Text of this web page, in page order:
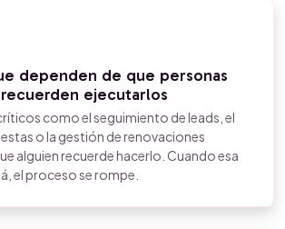
dependen de que personas
ejecutarlos
como el seguimiento de leads, el
o la gestión de renovaciones
alguien recuerde hacerlo. Cuando esa
el proceso se rompe.